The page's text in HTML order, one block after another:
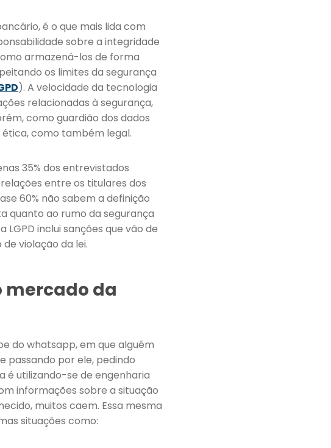
é o que mais lida com
sobre a integridade
armazená-los de forma
os limites da segurança
). A velocidade da tecnologia
relacionadas à segurança,
como guardião dos dados
como também legal.
35% dos entrevistados
entre os titulares dos
60% não sabem a definição
quanto ao rumo da segurança
inclui sanções que vão de
violação da lei.
mercado da
do whatsapp, em que alguém
passando por ele, pedindo
é utilizando-se de engenharia
informações sobre a situação
muitos caem. Essa mesma
situações como: